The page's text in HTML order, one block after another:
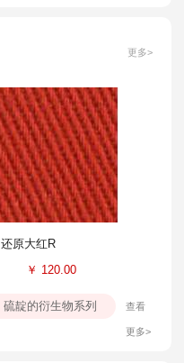
更多>
还原大红R
￥ 120.00
硫靛的衍生物系列 查看
更多>